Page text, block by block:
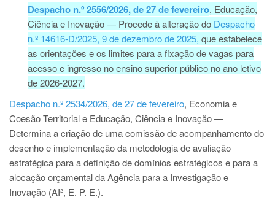
Despacho n.º 2556/2026, de 27 de fevereiro, Educação,
Ciência e Inovação — Procede à alteração do Despacho
n.º 14616-D/2025, 9 de dezembro de 2025, que estabelece
as orientações e os limites para a fixação de vagas para
acesso e ingresso no ensino superior público no ano letivo
de 2026-2027.
Despacho n.º 2534/2026, de 27 de fevereiro, Economia e
Coesão Territorial e Educação, Ciência e Inovação —
Determina a criação de uma comissão de acompanhamento do
desenho e implementação da metodologia de avaliação
estratégica para a definição de domínios estratégicos e para a
alocação orçamental da Agência para a Investigação e
Inovação (AI², E. P. E.).